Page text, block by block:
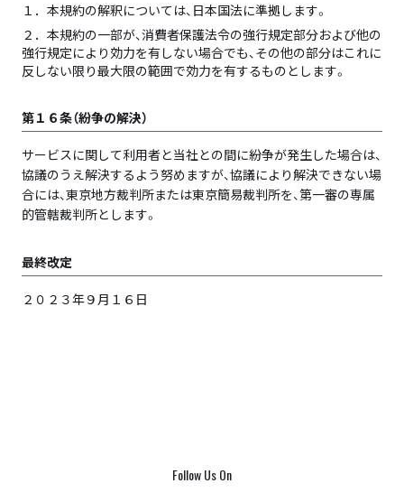
１． 本規約の解釈については、日本国法に準拠します。
２． 本規約の一部が、消費者保護法令の強行規定部分および他の
強行規定により効力を有しない場合でも、その他の部分はこれに
反しない限り最大限の範囲で効力を有するものとします。
第１６条（紛争の解決）
サービスに関して利用者と当社との間に紛争が発生した場合は、
協議のうえ解決するよう努めますが、協議により解決できない場
合には、東京地方裁判所または東京簡易裁判所を、第一審の専属
的管轄裁判所とします。
最終改定
２０２３年９月１６日
Follow Us On